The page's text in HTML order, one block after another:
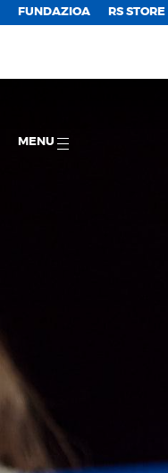
FUNDAZIOA RS STORE
MENU